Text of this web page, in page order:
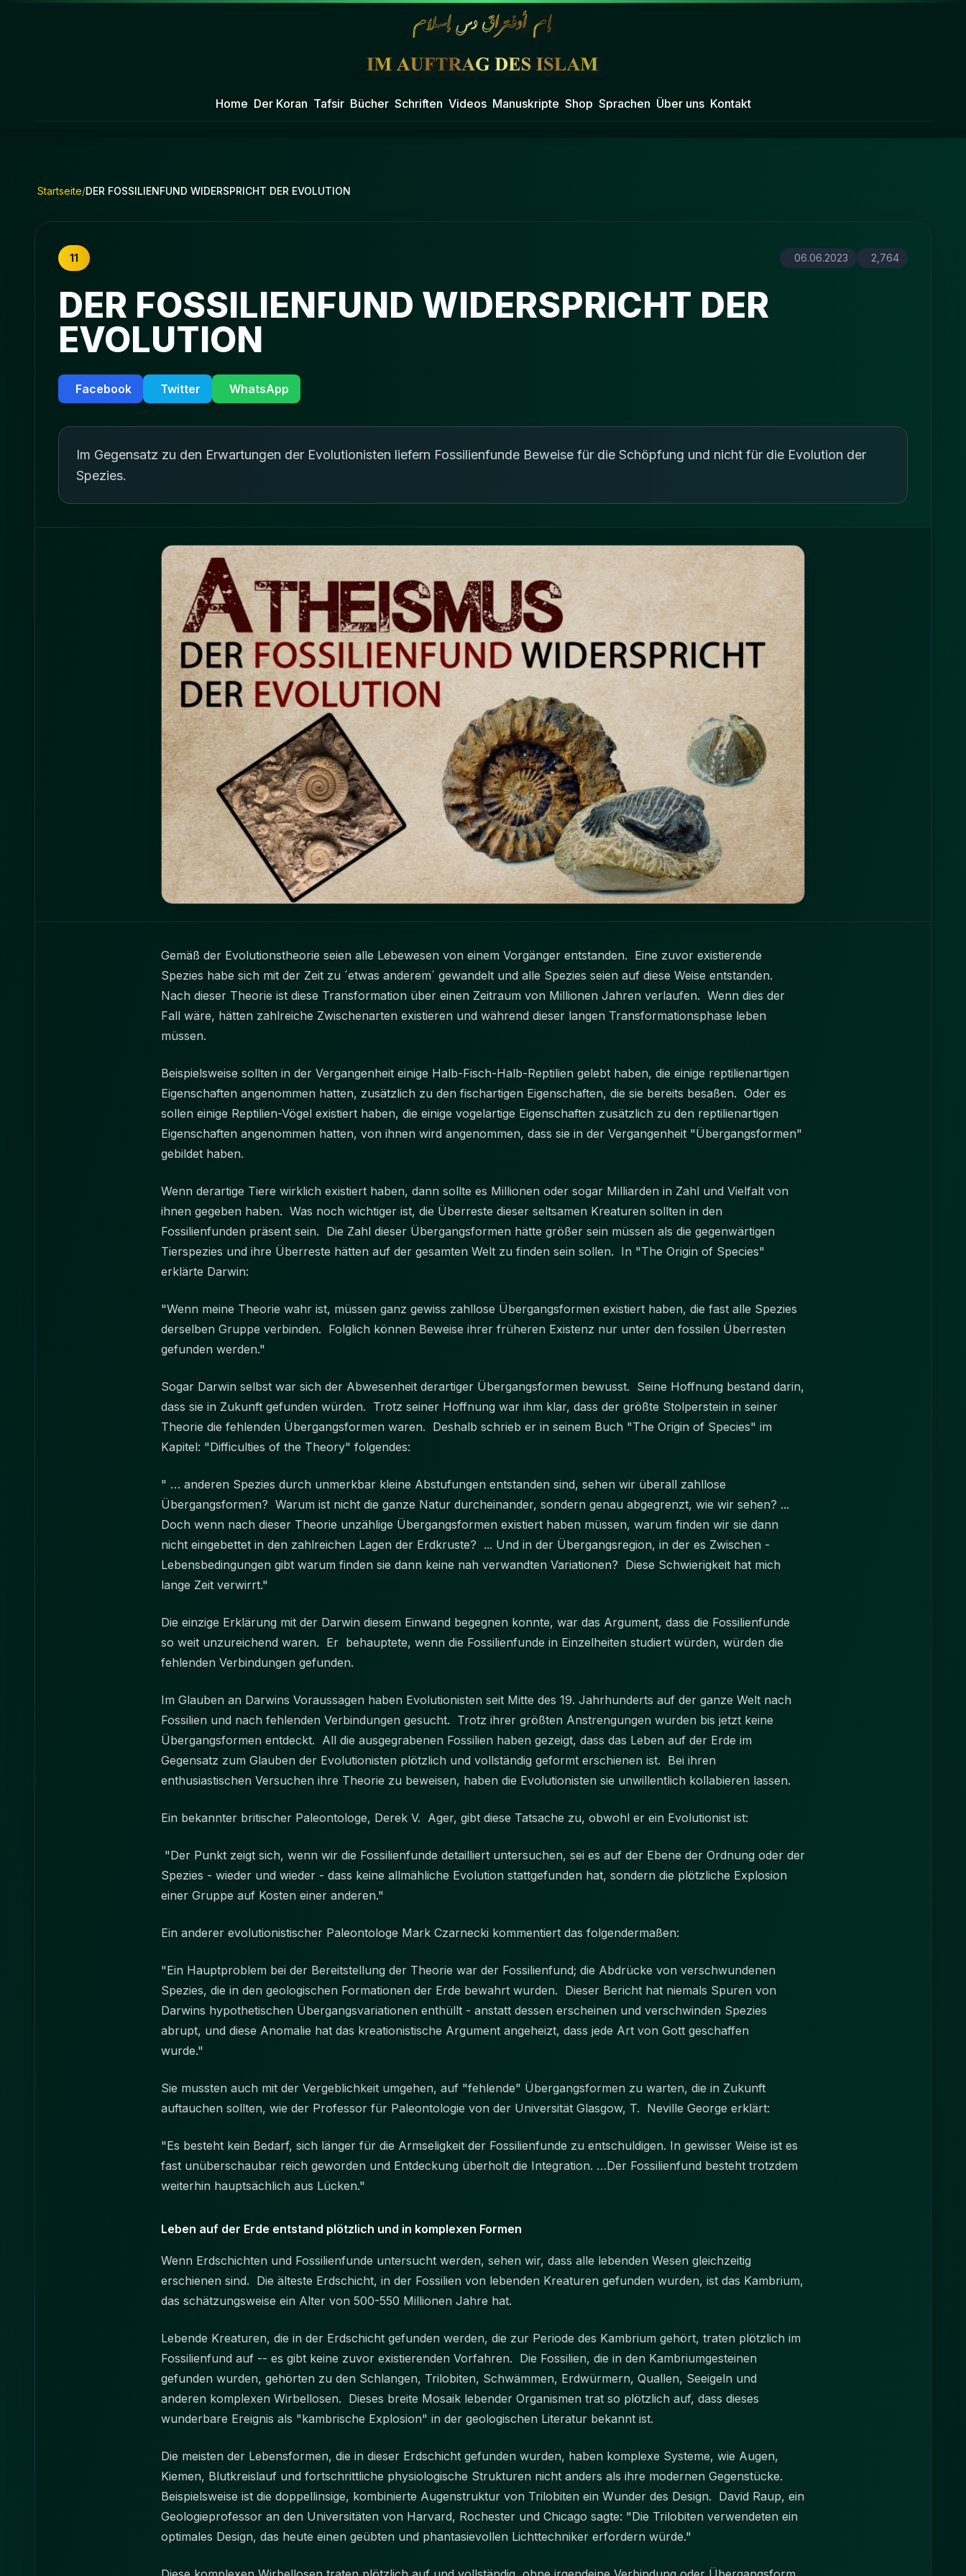
Home Der Koran Tafsir Bücher Schriften Videos Manuskripte Shop Sprachen Über uns Kontakt
Startseite/DER FOSSILIENFUND WIDERSPRICHT DER EVOLUTION
11 06.06.2023 2,764
DER FOSSILIENFUND WIDERSPRICHT DER
EVOLUTION
Facebook Twitter WhatsApp
Im Gegensatz zu den Erwartungen der Evolutionisten liefern Fossilienfunde Beweise für die Schöpfung und nicht für die Evolution der
Spezies.
Gemäß der Evolutionstheorie seien alle Lebewesen von einem Vorgänger entstanden. Eine zuvor existierende
Spezies habe sich mit der Zeit zu ´etwas anderem´ gewandelt und alle Spezies seien auf diese Weise entstanden.
Nach dieser Theorie ist diese Transformation über einen Zeitraum von Millionen Jahren verlaufen. Wenn dies der
Fall wäre, hätten zahlreiche Zwischenarten existieren und während dieser langen Transformationsphase leben
müssen.
Beispielsweise sollten in der Vergangenheit einige Halb-Fisch-Halb-Reptilien gelebt haben, die einige reptilienartigen
Eigenschaften angenommen hatten, zusätzlich zu den fischartigen Eigenschaften, die sie bereits besaßen. Oder es
sollen einige Reptilien-Vögel existiert haben, die einige vogelartige Eigenschaften zusätzlich zu den reptilienartigen
Eigenschaften angenommen hatten, von ihnen wird angenommen, dass sie in der Vergangenheit "Übergangsformen"
gebildet haben.
Wenn derartige Tiere wirklich existiert haben, dann sollte es Millionen oder sogar Milliarden in Zahl und Vielfalt von
ihnen gegeben haben. Was noch wichtiger ist, die Überreste dieser seltsamen Kreaturen sollten in den
Fossilienfunden präsent sein. Die Zahl dieser Übergangsformen hätte größer sein müssen als die gegenwärtigen
Tierspezies und ihre Überreste hätten auf der gesamten Welt zu finden sein sollen. In "The Origin of Species"
erklärte Darwin:
"Wenn meine Theorie wahr ist, müssen ganz gewiss zahllose Übergangsformen existiert haben, die fast alle Spezies
derselben Gruppe verbinden. Folglich können Beweise ihrer früheren Existenz nur unter den fossilen Überresten
gefunden werden."
Sogar Darwin selbst war sich der Abwesenheit derartiger Übergangsformen bewusst. Seine Hoffnung bestand darin,
dass sie in Zukunft gefunden würden. Trotz seiner Hoffnung war ihm klar, dass der größte Stolperstein in seiner
Theorie die fehlenden Übergangsformen waren. Deshalb schrieb er in seinem Buch "The Origin of Species" im
Kapitel: "Difficulties of the Theory" folgendes:
" … anderen Spezies durch unmerkbar kleine Abstufungen entstanden sind, sehen wir überall zahllose
Übergangsformen? Warum ist nicht die ganze Natur durcheinander, sondern genau abgegrenzt, wie wir sehen? ...
Doch wenn nach dieser Theorie unzählige Übergangsformen existiert haben müssen, warum finden wir sie dann
nicht eingebettet in den zahlreichen Lagen der Erdkruste? ... Und in der Übergangsregion, in der es Zwischen -
Lebensbedingungen gibt warum finden sie dann keine nah verwandten Variationen? Diese Schwierigkeit hat mich
lange Zeit verwirrt."
Die einzige Erklärung mit der Darwin diesem Einwand begegnen konnte, war das Argument, dass die Fossilienfunde
so weit unzureichend waren. Er behauptete, wenn die Fossilienfunde in Einzelheiten studiert würden, würden die
fehlenden Verbindungen gefunden.
Im Glauben an Darwins Voraussagen haben Evolutionisten seit Mitte des 19. Jahrhunderts auf der ganze Welt nach
Fossilien und nach fehlenden Verbindungen gesucht. Trotz ihrer größten Anstrengungen wurden bis jetzt keine
Übergangsformen entdeckt. All die ausgegrabenen Fossilien haben gezeigt, dass das Leben auf der Erde im
Gegensatz zum Glauben der Evolutionisten plötzlich und vollständig geformt erschienen ist. Bei ihren
enthusiastischen Versuchen ihre Theorie zu beweisen, haben die Evolutionisten sie unwillentlich kollabieren lassen.
Ein bekannter britischer Paleontologe, Derek V. Ager, gibt diese Tatsache zu, obwohl er ein Evolutionist ist:
"Der Punkt zeigt sich, wenn wir die Fossilienfunde detailliert untersuchen, sei es auf der Ebene der Ordnung oder der
Spezies - wieder und wieder - dass keine allmähliche Evolution stattgefunden hat, sondern die plötzliche Explosion
einer Gruppe auf Kosten einer anderen."
Ein anderer evolutionistischer Paleontologe Mark Czarnecki kommentiert das folgendermaßen:
"Ein Hauptproblem bei der Bereitstellung der Theorie war der Fossilienfund; die Abdrücke von verschwundenen
Spezies, die in den geologischen Formationen der Erde bewahrt wurden. Dieser Bericht hat niemals Spuren von
Darwins hypothetischen Übergangsvariationen enthüllt - anstatt dessen erscheinen und verschwinden Spezies
abrupt, und diese Anomalie hat das kreationistische Argument angeheizt, dass jede Art von Gott geschaffen
wurde."
Sie mussten auch mit der Vergeblichkeit umgehen, auf "fehlende" Übergangsformen zu warten, die in Zukunft
auftauchen sollten, wie der Professor für Paleontologie von der Universität Glasgow, T. Neville George erklärt:
"Es besteht kein Bedarf, sich länger für die Armseligkeit der Fossilienfunde zu entschuldigen. In gewisser Weise ist es
fast unüberschaubar reich geworden und Entdeckung überholt die Integration. …Der Fossilienfund besteht trotzdem
weiterhin hauptsächlich aus Lücken."
Leben auf der Erde entstand plötzlich und in komplexen Formen
Wenn Erdschichten und Fossilienfunde untersucht werden, sehen wir, dass alle lebenden Wesen gleichzeitig
erschienen sind. Die älteste Erdschicht, in der Fossilien von lebenden Kreaturen gefunden wurden, ist das Kambrium,
das schätzungsweise ein Alter von 500-550 Millionen Jahre hat.
Lebende Kreaturen, die in der Erdschicht gefunden werden, die zur Periode des Kambrium gehört, traten plötzlich im
Fossilienfund auf -- es gibt keine zuvor existierenden Vorfahren. Die Fossilien, die in den Kambriumgesteinen
gefunden wurden, gehörten zu den Schlangen, Trilobiten, Schwämmen, Erdwürmern, Quallen, Seeigeln und
anderen komplexen Wirbellosen. Dieses breite Mosaik lebender Organismen trat so plötzlich auf, dass dieses
wunderbare Ereignis als "kambrische Explosion" in der geologischen Literatur bekannt ist.
Die meisten der Lebensformen, die in dieser Erdschicht gefunden wurden, haben komplexe Systeme, wie Augen,
Kiemen, Blutkreislauf und fortschrittliche physiologische Strukturen nicht anders als ihre modernen Gegenstücke.
Beispielsweise ist die doppellinsige, kombinierte Augenstruktur von Trilobiten ein Wunder des Design. David Raup, ein
Geologieprofessor an den Universitäten von Harvard, Rochester und Chicago sagte: "Die Trilobiten verwendeten ein
optimales Design, das heute einen geübten und phantasievollen Lichttechniker erfordern würde."